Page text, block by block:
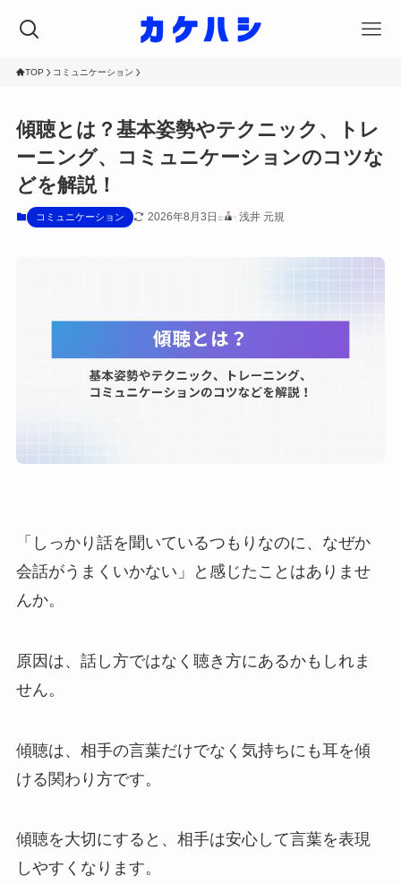
TOP コミュニケーション
傾聴とは？基本姿勢やテクニック、トレ
ーニング、コミュニケーションのコツな
どを解説！
コミュニケーション 2026年8月3日 浅井 元規
「しっかり話を聞いているつもりなのに、なぜか
会話がうまくいかない」と感じたことはありませ
んか。
原因は、話し方ではなく聴き方にあるかもしれま
せん。
傾聴は、相手の言葉だけでなく気持ちにも耳を傾
ける関わり方です。
傾聴を大切にすると、相手は安心して言葉を表現
しやすくなります。